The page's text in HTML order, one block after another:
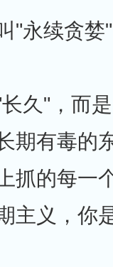
"永续贪婪
久"，而
期有毒的
抓的每一
主义，你